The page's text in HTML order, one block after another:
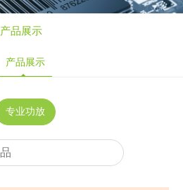
产品展示
产品展示
专业功放